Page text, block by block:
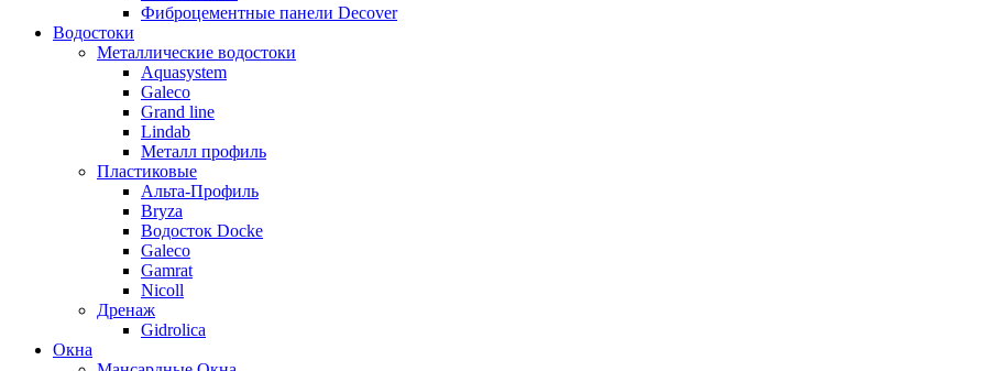
Фиброцементные панели Decover
Водостоки
Металлические водостоки
Aquasystem
Galeco
Grand line
Lindab
Металл профиль
Пластиковые
Альта-Профиль
Bryza
Водосток Docke
Galeco
Gamrat
Nicoll
Дренаж
Gidrolica
Окна